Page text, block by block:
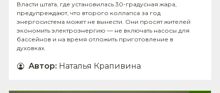
Власти штата, где установилась 30-градусная жара,
предупреждают, что второго коллапса за год
энергосистема может не вынести. Они просят жителей
экономить электроэнергию — не включать насосы для
бассейнов и на время отложить приготовление в
духовках.
Автор: Наталья Крапивина